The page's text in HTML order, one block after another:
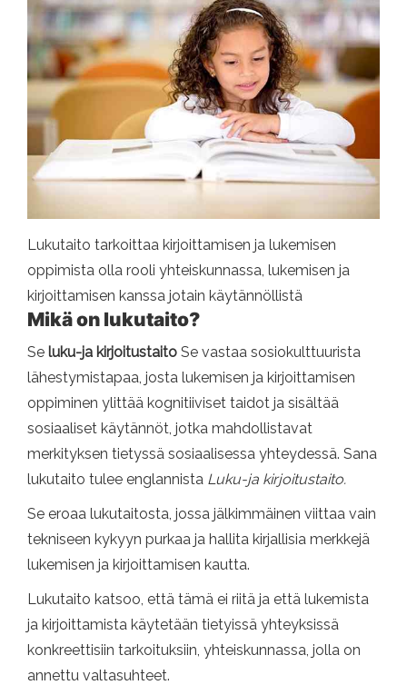
Lukutaito tarkoittaa kirjoittamisen ja lukemisen
oppimista olla rooli yhteiskunnassa, lukemisen ja
kirjoittamisen kanssa jotain käytännöllistä
Mikä on lukutaito?
Se luku-ja kirjoitustaito Se vastaa sosiokulttuurista
lähestymistapaa, josta lukemisen ja kirjoittamisen
oppiminen ylittää kognitiiviset taidot ja sisältää
sosiaaliset käytännöt, jotka mahdollistavat
merkityksen tietyssä sosiaalisessa yhteydessä. Sana
lukutaito tulee englannista Luku-ja kirjoitustaito.
Se eroaa lukutaitosta, jossa jälkimmäinen viittaa vain
tekniseen kykyyn purkaa ja hallita kirjallisia merkkejä
lukemisen ja kirjoittamisen kautta.
Lukutaito katsoo, että tämä ei riitä ja että lukemista
ja kirjoittamista käytetään tietyissä yhteyksissä
konkreettisiin tarkoituksiin, yhteiskunnassa, jolla on
annettu valtasuhteet.